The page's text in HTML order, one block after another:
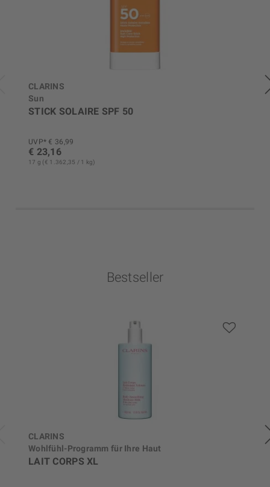
CLARINS
Sun
STICK SOLAIRE SPF 50
UVP* € 36,99
€ 23,16
17 g (€ 1.362,35 / 1 kg)
Bestseller
CLARINS
Wohlfühl-Programm für Ihre Haut
LAIT CORPS XL